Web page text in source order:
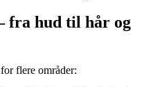
fra hud til hår og
flere områder: